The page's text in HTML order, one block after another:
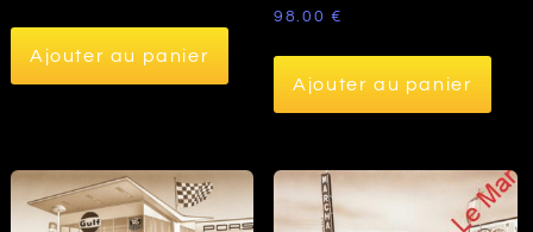
Ajouter au panier
98.00 €
Ajouter au panier